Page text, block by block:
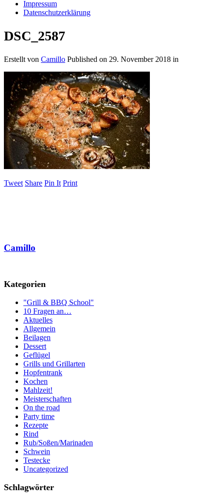
Impressum
Datenschutzerklärung
DSC_2587
Erstellt von Camillo Published on 29. November 2018 in
Tweet Share Pin It Print
Camillo
Kategorien
"Grill & BBQ School"
10 Fragen an…
Aktuelles
Allgemein
Beilagen
Dessert
Geflügel
Grills und Grillarten
Hopfentrank
Kochen
Mahlzeit!
Meisterschaften
On the road
Party time
Rezepte
Rind
Rub/Soßen/Marinaden
Schwein
Testecke
Uncategorized
Schlagwörter